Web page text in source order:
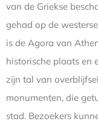
van de Griekse
gehad op de
is de Agora van
historische plaats en
zijn tal van
monumenten, die
stad. Bezoekers